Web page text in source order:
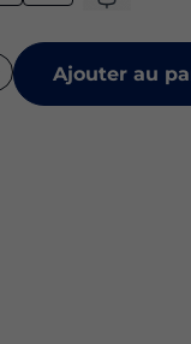
Ajouter au